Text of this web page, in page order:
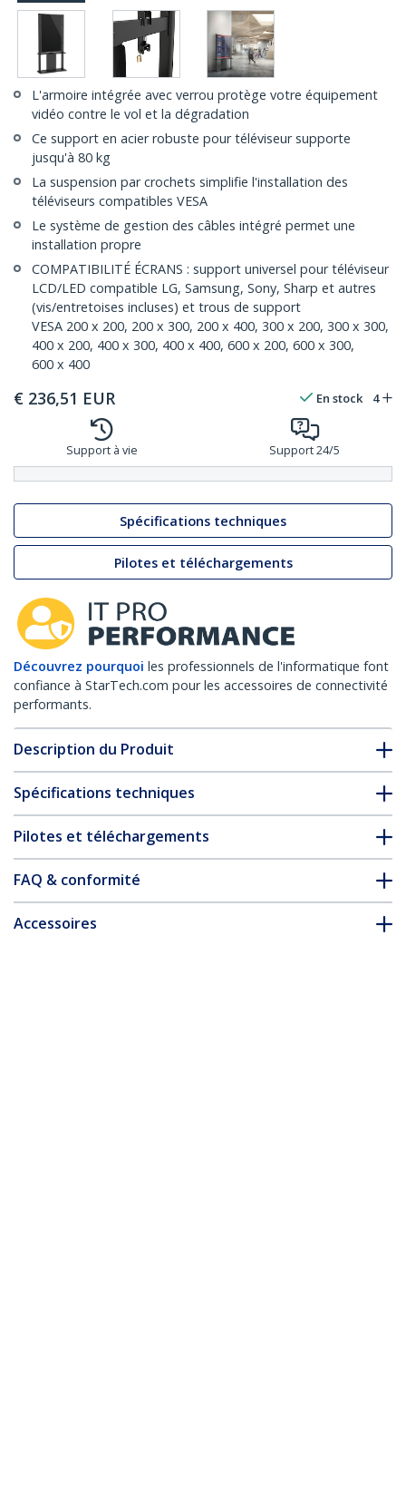
L'armoire intégrée avec verrou protège votre équipement
vidéo contre le vol et la dégradation
Ce support en acier robuste pour téléviseur supporte
jusqu'à 80 kg
La suspension par crochets simplifie l'installation des
téléviseurs compatibles VESA
Le système de gestion des câbles intégré permet une
installation propre
COMPATIBILITÉ ÉCRANS : support universel pour téléviseur
LCD/LED compatible LG, Samsung, Sony, Sharp et autres
(vis/entretoises incluses) et trous de support
VESA 200 x 200, 200 x 300, 200 x 400, 300 x 200, 300 x 300,
400 x 200, 400 x 300, 400 x 400, 600 x 200, 600 x 300,
600 x 400
€ 236,51 EUR En stock 4
Support à vie Support 24/5
Spécifications techniques
Pilotes et téléchargements
Découvrez pourquoi les professionnels de l'informatique font
confiance à StarTech.com pour les accessoires de connectivité
performants.
Description du Produit
Spécifications techniques
Pilotes et téléchargements
FAQ & conformité
Accessoires